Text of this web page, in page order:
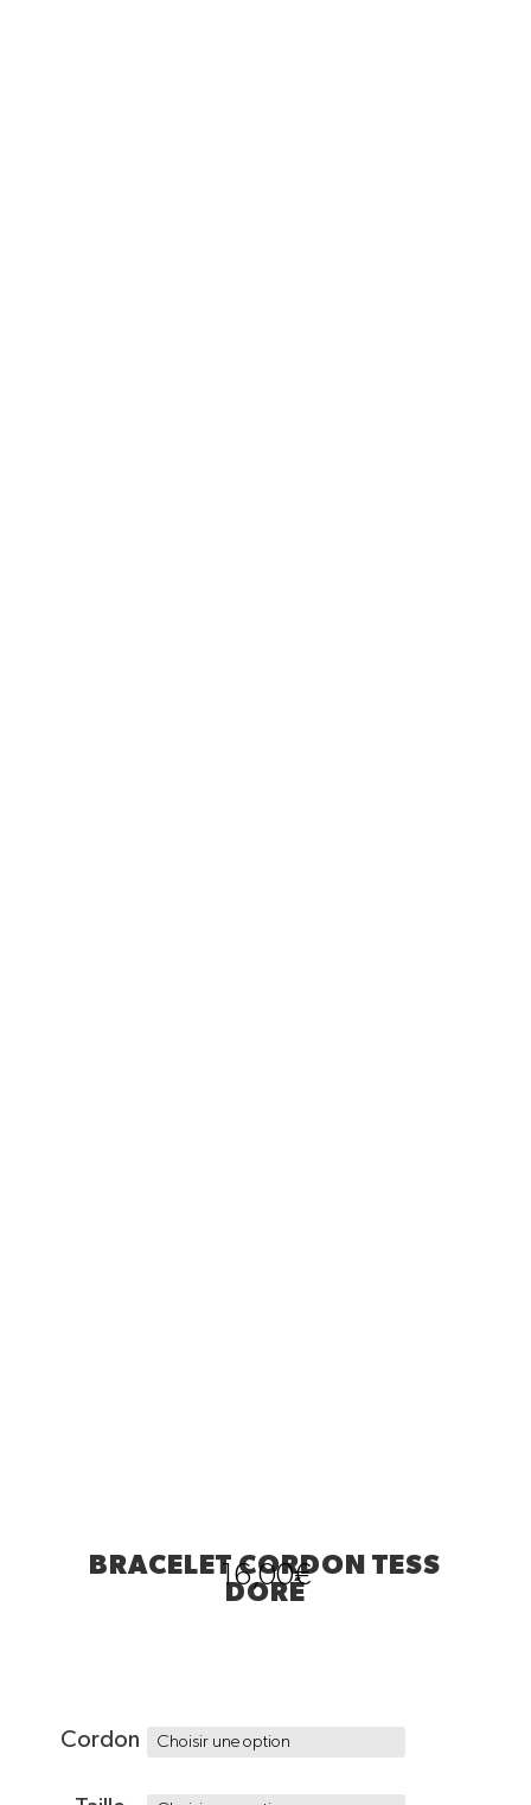
BRACELET CORDON TESS
DORÉ
16,00€
Cordon